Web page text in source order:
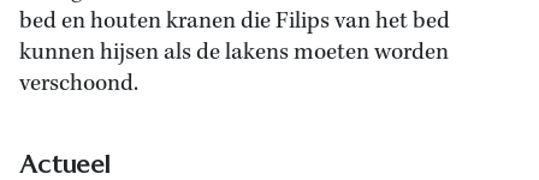
bed en houten kranen die Filips van het bed
kunnen hijsen als de lakens moeten worden
verschoond.
Actueel